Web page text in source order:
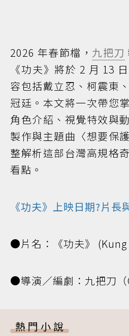
2026 年春節檔， 九把刀
《功夫》將於 2 月 13
容包括戴立忍、柯震東
冠廷。本文將一次帶您
角色介紹、視覺特效與
製作與主題曲〈想要保
整解析這部台灣高規格
看點。
《功夫》上映日期?片長
●片名：《功夫》 (Kung
●導演／編劇：九把刀（
熱門小說